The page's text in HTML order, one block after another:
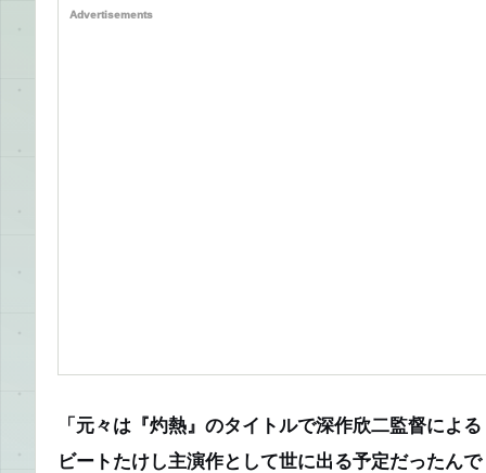
Advertisements
「元々は『灼熱』のタイトルで深作欣二監督による
ビートたけし主演作として世に出る予定だったんで